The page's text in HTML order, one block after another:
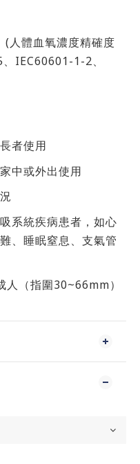
人體血氧濃度精確度
IEC60601-1-2、
者使用
中或外出使用
系統疾病患者，如心
、睡眠窒息、支氣管
（指圍30~66mm）